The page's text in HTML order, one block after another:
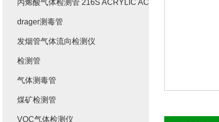
丙烯酸气体检测管 216S ACRYLIC ACID
drager测毒管
发烟管气体流向检测仪
检测管
气体测毒管
煤矿检测管
VOC气体检测仪